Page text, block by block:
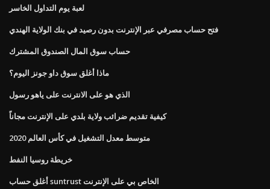
لعبة يوم التداول الخاسر
فتح حساب مصرفي عبر الإنترنت بدون رصيد في بنك الولاية الهندي
حساب سوق المال الصندوق المشترك
ماذا أغلق سوق داو جونز اليوم؟
الذي هو على الانترنت على ياهو رسول
كيفية تقديم ضرائب ولاية بلدي على الإنترنت مجاناً
متوسط ​​معدل التشغيل في كأس العالم 2020
خريطة روسيا النفط
أغلق حساب suntrust الخاص بي على الإنترنت